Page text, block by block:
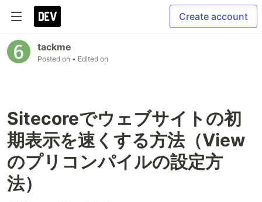
Create account
tackme
Posted on • Edited on
Sitecoreでウェブサイトの初
期表示を速くする方法（View
のプリコンパイルの設定方
法）